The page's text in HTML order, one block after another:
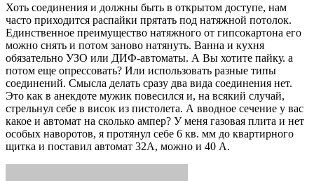
Хоть соединения и должны быть в открытом доступе, нам
часто приходится распайки прятать под натяжной потолок.
Единственное преимущество натяжного от гипсокартона его
можно снять и потом заново натянуть. Ванна и кухня
обязательно УЗО или ДИФ-автоматы. А Вы хотите пайку. а
потом еще опрессовать? Или использовать разные типы
соединений. Смысла делать сразу два вида соединения нет.
Это как в анекдоте мужик повесился и, на всякий случай,
стрельнул себе в висок из пистолета. А вводное сечение у вас
какое и автомат на сколько ампер? У меня газовая плита и нет
особых наворотов, я протянул себе 6 кв. мм до квартирного
щитка и поставил автомат 32А, можно и 40 А.